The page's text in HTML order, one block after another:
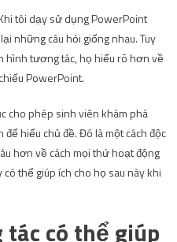
tôi dạy sử dụng PowerPoint
những câu hỏi giống nhau. Tuy
hình tương tác, họ hiểu rõ hơn về
PowerPoint.
cho phép sinh viên khám phá
hiểu chủ đề. Đó là một cách độc
hơn về cách mọi thứ hoạt động
thể giúp ích cho họ sau này khi
có thể giúp